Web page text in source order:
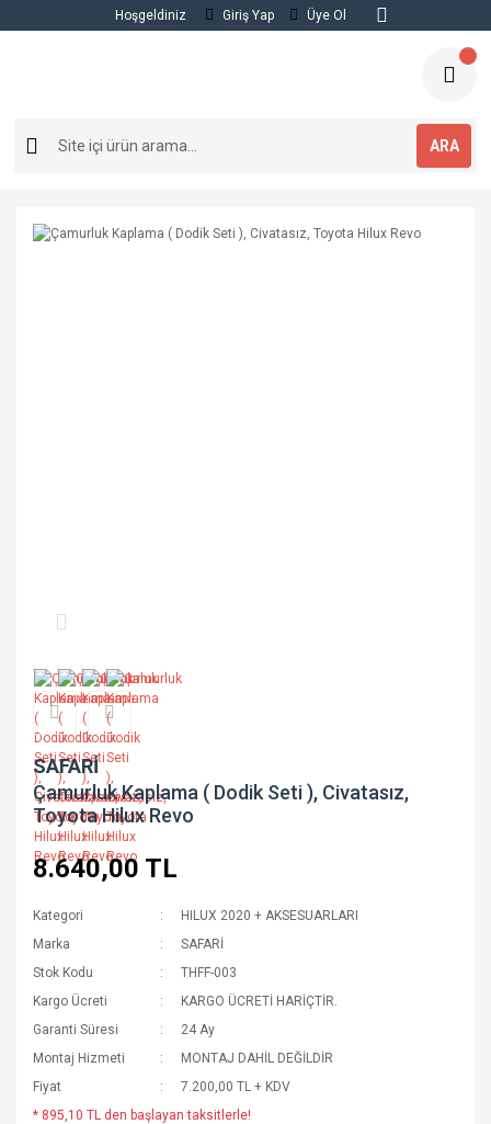
Hoşgeldiniz Giriş Yap Üye Ol
ARA
SAFARİ
Çamurluk Kaplama ( Dodik Seti ), Civatasız,
Toyota Hilux Revo
8.640,00 TL
Kategori
HILUX 2020 + AKSESUARLARI
Marka
SAFARİ
Stok Kodu
THFF-003
Kargo Ücreti
KARGO ÜCRETİ HARİÇTİR.
Garanti Süresi
24 Ay
Montaj Hizmeti
MONTAJ DAHİL DEĞİLDİR
Fiyat
7.200,00 TL + KDV
* 895,10 TL den başlayan taksitlerle!